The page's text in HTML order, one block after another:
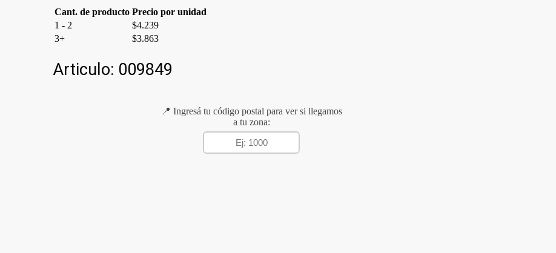
Cant. de producto Precio por unidad
1 - 2
$4.239
3+
$3.863
Articulo: 009849
📍 Ingresá tu código postal para ver si llegamos
a tu zona: